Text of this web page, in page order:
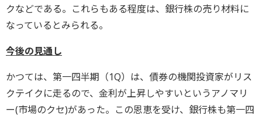
クなどである。これらもある程度は、銀行株の売り材料に
なっているとみられる。
今後の見通し
かつては、第一四半期（1Q）は、債券の機関投資家がリス
クテイクに走るので、金利が上昇しやすいというアノマリ
ー(市場のクセ)があった。この恩恵を受け、銀行株も第一四